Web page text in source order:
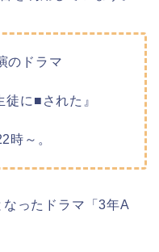
のドラマ
徒に■された』
時～。
ったドラマ「3年A